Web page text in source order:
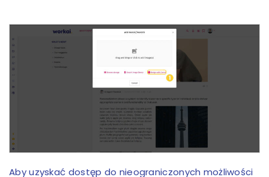
Aby uzyskać dostęp do nieograniczonych możliwości